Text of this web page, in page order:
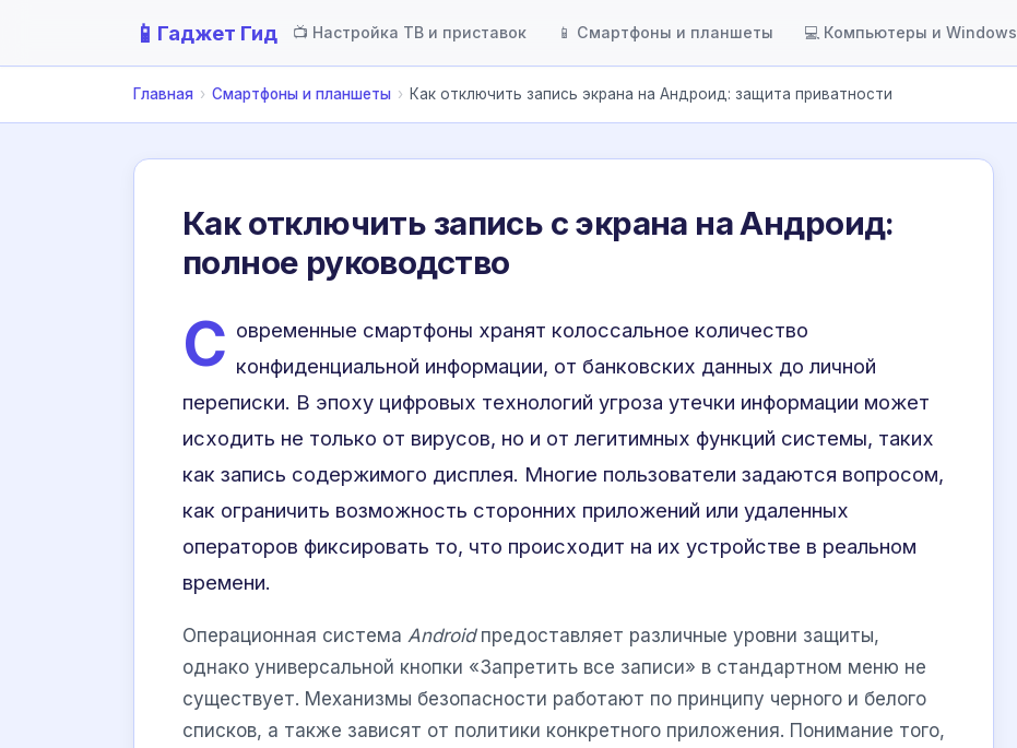
📱 Гаджет Гид 📺 Настройка ТВ и приставок 📱 Смартфоны и планшеты 💻 Компьютеры и Windows
Главная › Смартфоны и планшеты › Как отключить запись экрана на Андроид: защита приватности
Как отключить запись с экрана на Андроид:
полное руководство
С овременные смартфоны хранят колоссальное количество
конфиденциальной информации, от банковских данных до личной
переписки. В эпоху цифровых технологий угроза утечки информации может
исходить не только от вирусов, но и от легитимных функций системы, таких
как запись содержимого дисплея. Многие пользователи задаются вопросом,
как ограничить возможность сторонних приложений или удаленных
операторов фиксировать то, что происходит на их устройстве в реальном
времени.
Операционная система Androidпредоставляет различные уровни защиты,
однако универсальной кнопки «Запретить все записи» в стандартном меню не
существует. Механизмы безопасности работают по принципу черного и белого
списков, а также зависят от политики конкретного приложения. Понимание того,